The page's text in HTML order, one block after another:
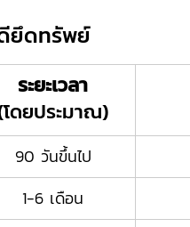
ยึดทรัพย์
ระยะเวลา
ดยประมาณ)
90 วันขึ้นไป
1-6 เดือน